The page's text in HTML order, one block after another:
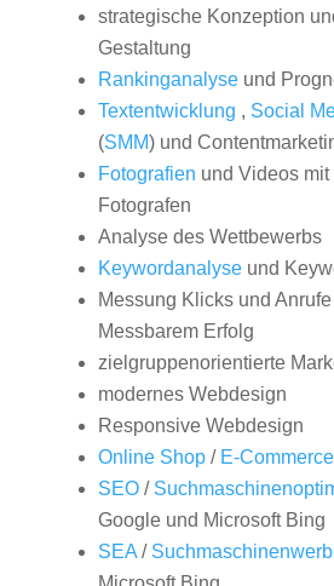
strategische Konzeption
Gestaltung
Rankinganalyseund
Textentwicklung , Social
(SMM) und
Fotografien und Videos mit
Fotografen
Analyse des Wettbewerbs
Keywordanalyseund
Messung Klicks und
Messbarem Erfolg
zielgruppenorientierte
modernes Webdesign
Responsive Webdesign
Online Shop/ E-Commerce
SEO/
Google und Microsoft Bing
SEA/